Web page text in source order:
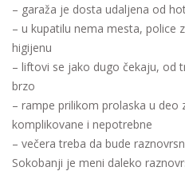
– garaža je dosta udaljena od
– u kupatilu nema mesta, police
higijenu
– liftovi se jako dugo čekaju, od
brzo
– rampe prilikom prolaska u deo
komplikovane i nepotrebne
– večera treba da bude
Sokobanji je meni daleko